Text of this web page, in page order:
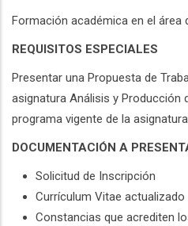
Formación académica en el área
REQUISITOS ESPECIALES
Presentar una Propuesta de
asignatura Análisis y Producción
programa vigente de la
DOCUMENTACIÓN A
Solicitud de Inscripción
Currículum Vitae actualizado
Constancias que acrediten